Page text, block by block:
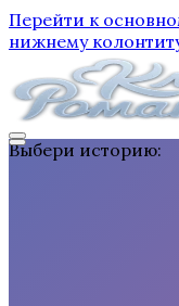
Перейти к
нижнему
Выбери историю: